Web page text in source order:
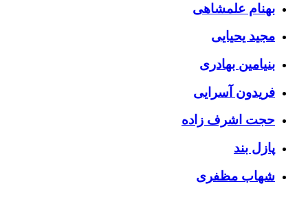
بهنام علمشاهی
مجید یحیایی
بنیامین بهادری
فریدون آسرایی
حجت اشرف زاده
پازل بند
شهاب مظفری